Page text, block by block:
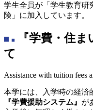
学生全員が「学生教育研
険」に加入しています。
『学費・住
て
Assistance with tuition fees
本学には、入学時の経済
『学費援助システム』 が